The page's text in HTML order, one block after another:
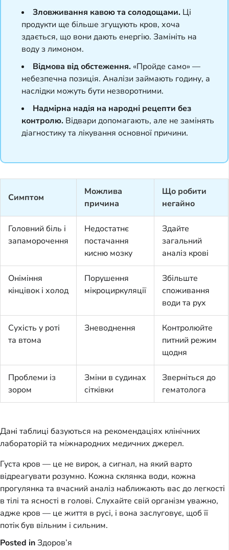
Зловживання кавою та солодощами. Ці
продукти ще більше згущують кров, хоча
здається, що вони дають енергію. Замініть на
воду з лимоном.
Відмова від обстеження. «Пройде само» —
небезпечна позиція. Аналізи займають годину, а
наслідки можуть бути незворотними.
Надмірна надія на народні рецепти без
контролю. Відвари допомагають, але не замінять
діагностику та лікування основної причини.
Симптом
Можлива
причина
Що робити
негайно
Головний біль і
запаморочення
Недостатнє
постачання
кисню мозку
Здайте
загальний
аналіз крові
Оніміння
кінцівок і холод
Порушення
мікроциркуляції
Збільште
споживання
води та рух
Сухість у роті
та втома
Зневоднення
Контролюйте
питний режим
щодня
Проблеми із
зором
Зміни в судинах
сітківки
Зверніться до
гематолога
Дані таблиці базуються на рекомендаціях клінічних
лабораторій та міжнародних медичних джерел.
Густа кров — це не вирок, а сигнал, на який варто
відреагувати розумно. Кожна склянка води, кожна
прогулянка та вчасний аналіз наближають вас до легкості
в тілі та ясності в голові. Слухайте свій організм уважно,
адже кров — це життя в русі, і вона заслуговує, щоб її
потік був вільним і сильним.
Posted inЗдоров’я